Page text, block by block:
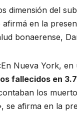
dimensión del
afirmá en la
bonaerense,
Nueva York, en
fallecidos en
los
se afirma en la